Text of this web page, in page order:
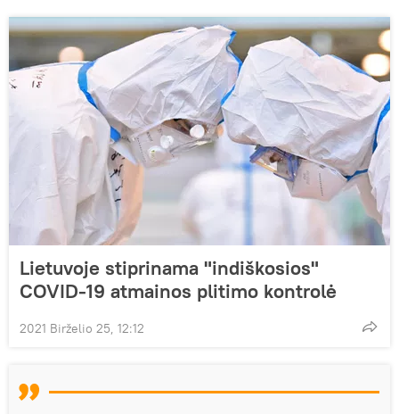
Lietuvoje stiprinama "indiškosios"
COVID-19 atmainos plitimo kontrolė
2021 Birželio 25, 12:12